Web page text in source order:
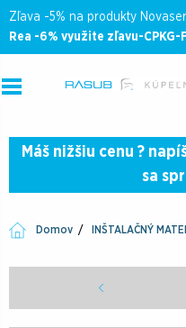
Zľava -5% na produkty
Rea -6% využite zľavu-CPKG-
Máš nižšiu cenu ?
sa
Domov INŠTALAČNÝ